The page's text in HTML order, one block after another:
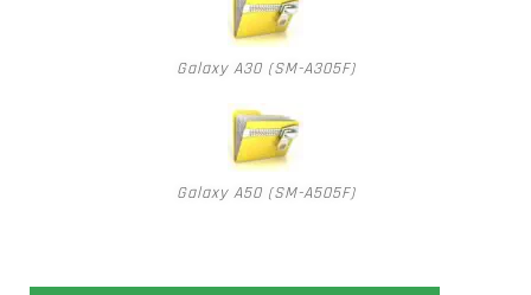
Galaxy A30 (SM-A305F)
Galaxy A50 (SM-A505F)